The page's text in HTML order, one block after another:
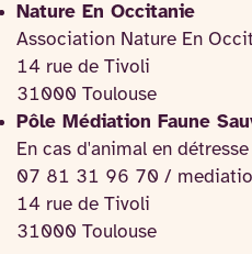
Nature En Occitanie
Association Nature En
14 rue de Tivoli
31000 Toulouse
Pôle Médiation Faune
En cas d'animal en
07 81 31 96 70 /
14 rue de Tivoli
31000 Toulouse